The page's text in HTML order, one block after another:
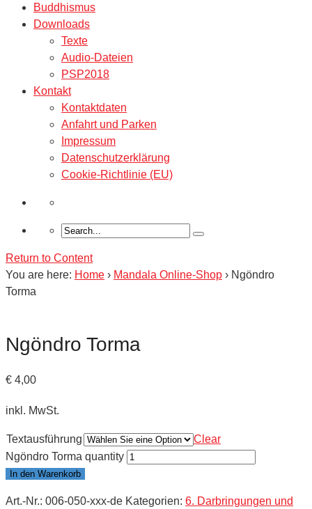
Buddhismus
Downloads
Texte
Audio-Dateien
PSP2018
Kontakt
Kontaktdaten
Anfahrt und Parken
Impressum
Datenschutzerklärung
Cookie-Richtlinie (EU)
Return to Content
You are here: Home › Mandala Online-Shop › Ngöndro
Torma
Ngöndro Torma
€ 4,00
inkl. MwSt.
Textausführung
Clear
Ngöndro Torma quantity
In den Warenkorb
Art.-Nr.: 006-050-xxx-de Kategorien: 6. Darbringungen und